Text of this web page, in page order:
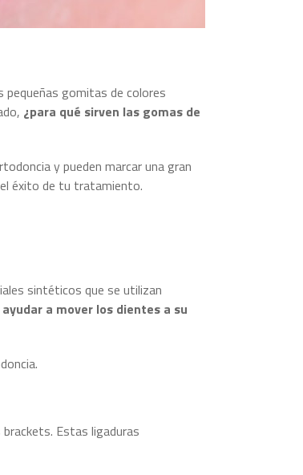
gomitas de colores
¿para qué sirven las gomas de
y pueden marcar una gran
éxito de tu tratamiento.
sintéticos que se utilizan
ayudar a mover los dientes a su
Estas ligaduras